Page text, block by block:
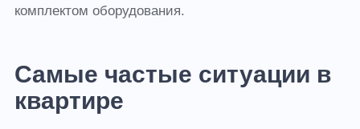
комплектом оборудования.
Самые частые ситуации в
квартире